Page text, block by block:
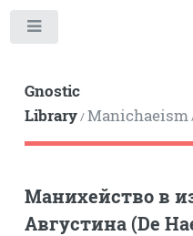
Gnostic
Library/Manichaeism
Манихейство в
Августина (De